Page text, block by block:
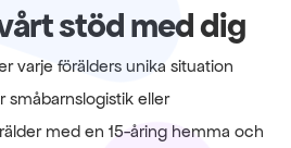
stöd med dig
varje förälders unika situation
småbarnslogistik eller
med en 15-åring hemma och